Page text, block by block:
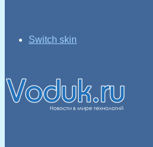
Switch skin